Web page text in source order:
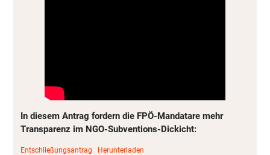
In diesem Antrag fordern die FPÖ-Mandatare mehr
Transparenz im NGO-Subventions-Dickicht:
Entschließungsantrag Herunterladen